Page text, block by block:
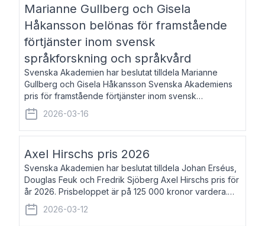
Marianne Gullberg och Gisela
Håkansson belönas för framstående
förtjänster inom svensk
språkforskning och språkvård
Svenska Akademien har beslutat tilldela Marianne
Gullberg och Gisela Håkansson Svenska Akademiens
pris för framstående förtjänster inom svensk
språkforskning och språkvård till minne av Carl Gabriel
och Karin Forsberg för år 2026. Prissumma
2026-03-16
Axel Hirschs pris 2026
Svenska Akademien har beslutat tilldela Johan Erséus,
Douglas Feuk och Fredrik Sjöberg Axel Hirschs pris för
år 2026. Prisbeloppet är på 125 000 kronor vardera.
Johan Erséus, född 1959, är fackboksförfattare och
journalist med mångårigt för
2026-03-12